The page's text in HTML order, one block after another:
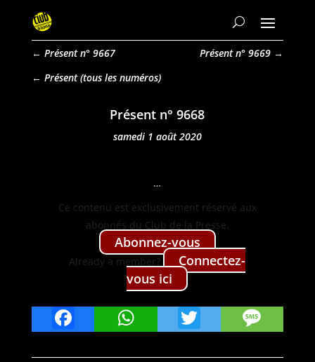
← Présent n° 9667 Présent n° 9669 →
Présent
Présent n° 9668
samedi 1 août 2020
…
Ce con­tenu est exclu­sive­ment réservé aux
abon­nés du Club de la Presse.
Abon­nez-vous
Already a mem­ber?
Con­nectez-
vous ici
FacebookWhatsApp
Twitter